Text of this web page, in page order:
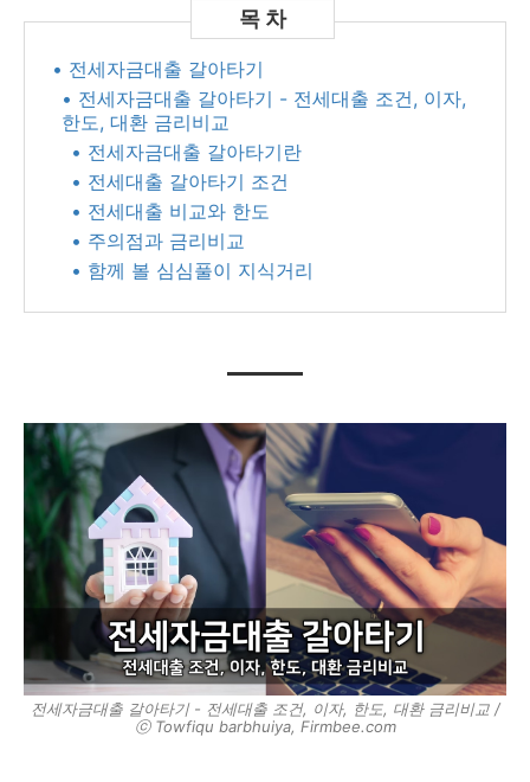
• 전세자금대출 갈아타기
• 전세자금대출 갈아타기 - 전세대출 조건, 이자,
한도, 대환 금리비교
• 전세자금대출 갈아타기란
• 전세대출 갈아타기 조건
• 전세대출 비교와 한도
• 주의점과 금리비교
• 함께 볼 심심풀이 지식거리
전세자금대출 갈아타기 - 전세대출 조건, 이자, 한도, 대환 금리비교 /
ⓒ Towfiqu barbhuiya, Firmbee.com